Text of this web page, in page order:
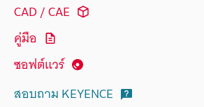
CAD / CAE
คู่มือ
ซอฟต์แวร์
สอบถาม KEYENCE